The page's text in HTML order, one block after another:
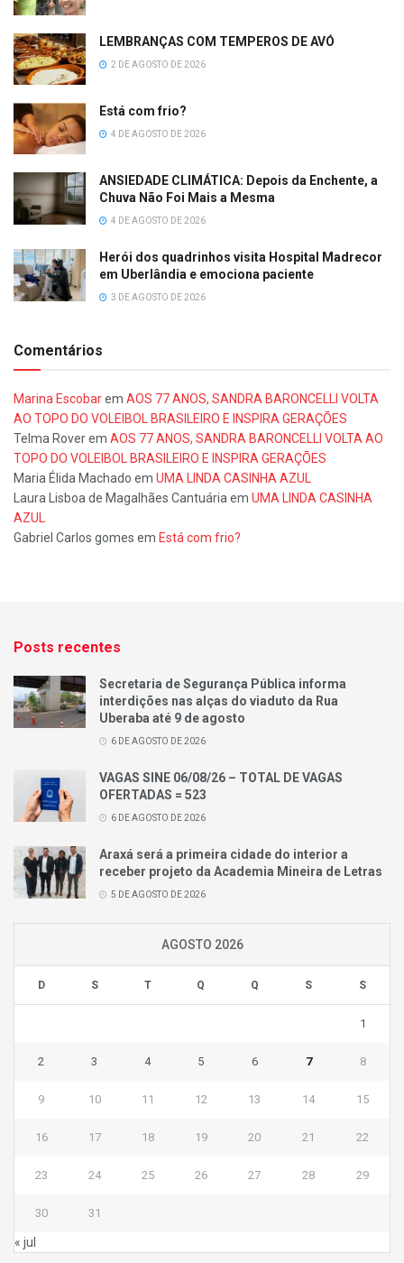
LEMBRANÇAS COM TEMPEROS DE AVÓ
2 DE AGOSTO DE 2026
Está com frio?
4 DE AGOSTO DE 2026
ANSIEDADE CLIMÁTICA: Depois da Enchente, a
Chuva Não Foi Mais a Mesma
4 DE AGOSTO DE 2026
Herói dos quadrinhos visita Hospital Madrecor
em Uberlândia e emociona paciente
3 DE AGOSTO DE 2026
Comentários
Marina Escobarem AOS 77 ANOS, SANDRA BARONCELLI VOLTA
AO TOPO DO VOLEIBOL BRASILEIRO E INSPIRA GERAÇÕES
Telma Roverem AOS 77 ANOS, SANDRA BARONCELLI VOLTA AO
TOPO DO VOLEIBOL BRASILEIRO E INSPIRA GERAÇÕES
Maria Élida Machado em UMA LINDA CASINHA AZUL
Laura Lisboa de Magalhães Cantuáriaem UMA LINDA CASINHA
AZUL
Gabriel Carlos gomes em Está com frio?
Posts recentes
Secretaria de Segurança Pública informa
interdições nas alças do viaduto da Rua
Uberaba até 9 de agosto
6 DE AGOSTO DE 2026
VAGAS SINE 06/08/26 – TOTAL DE VAGAS
OFERTADAS = 523
6 DE AGOSTO DE 2026
Araxá será a primeira cidade do interior a
receber projeto da Academia Mineira de Letras
5 DE AGOSTO DE 2026
AGOSTO 2026
D S T Q Q S S
1
2 3 4 5 6 7 8
9 10 11 12 13 14 15
16 17 18 19 20 21 22
23 24 25 26 27 28 29
30 31
« jul